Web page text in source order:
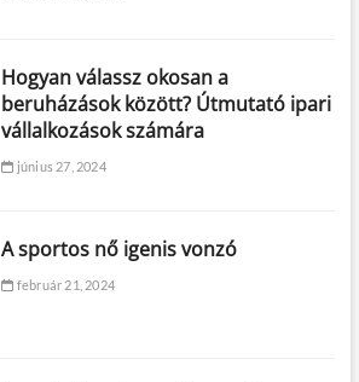
Hogyan válassz okosan a
beruházások között? Útmutató ipari
vállalkozások számára
június 27, 2024
A sportos nő igenis vonzó
február 21, 2024